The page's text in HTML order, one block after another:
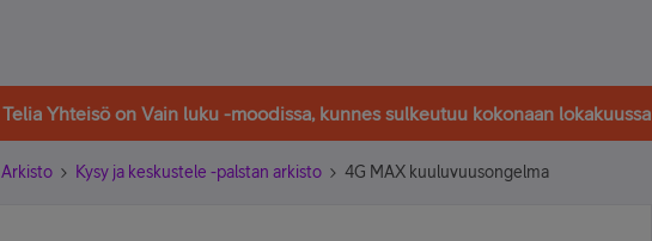
Telia Yhteisö on Vain luku -moodissa, kunnes sulkeutuu kokonaan lokakuussa
Arkisto Kysy ja keskustele -palstan arkisto 4G MAX kuuluvuusongelma